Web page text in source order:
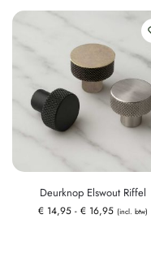
Deurknop Elswout Riffel
€ 14,95 - € 16,95 (incl. btw)